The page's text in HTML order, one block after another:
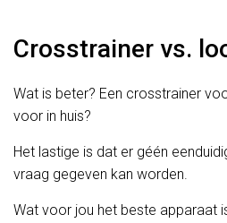
Crosstrainer vs.
Wat is beter? Een crosstrainer
voor in huis?
Het lastige is dat er géén
vraag gegeven kan worden.
Wat voor jou het beste apparaat